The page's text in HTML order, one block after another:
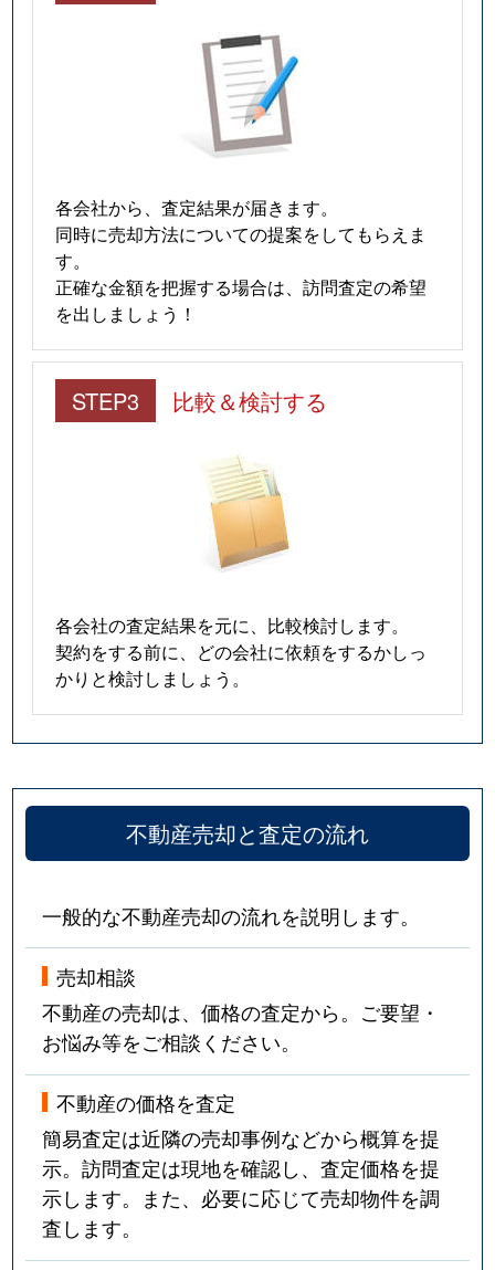
各会社から、査定結果が届きます。
同時に売却方法についての提案をしてもらえま
す。
正確な金額を把握する場合は、訪問査定の希望
を出しましょう！
STEP3 比較＆検討する
各会社の査定結果を元に、比較検討します。
契約をする前に、どの会社に依頼をするかしっ
かりと検討しましょう。
不動産売却と査定の流れ
一般的な不動産売却の流れを説明します。
売却相談
不動産の売却は、価格の査定から。ご要望・
お悩み等をご相談ください。
不動産の価格を査定
簡易査定は近隣の売却事例などから概算を提
示。訪問査定は現地を確認し、査定価格を提
示します。また、必要に応じて売却物件を調
査します。